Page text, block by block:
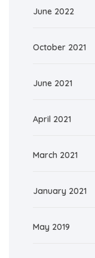
June 2022
October 2021
June 2021
April 2021
March 2021
January 2021
May 2019